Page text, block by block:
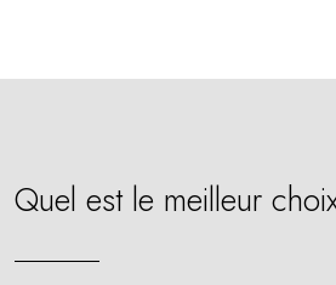
Quel est le meilleur